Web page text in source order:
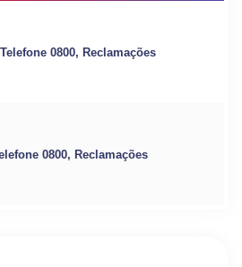
0800, Reclamações
0800, Reclamações